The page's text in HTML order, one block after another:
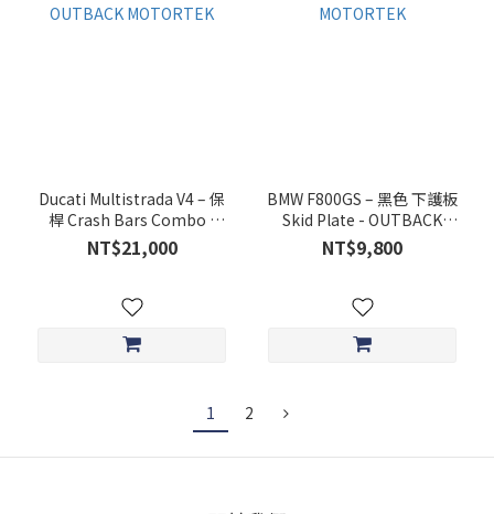
Ducati Multistrada V4 – 保
桿 Crash Bars Combo -
OUTBACK MOTORTEK
NT$21,000
BMW F800GS – 黑色 下護板
Skid Plate - OUTBACK
MOTORTEK
NT$9,800
1 2